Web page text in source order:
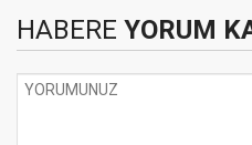
HABERE YORUM